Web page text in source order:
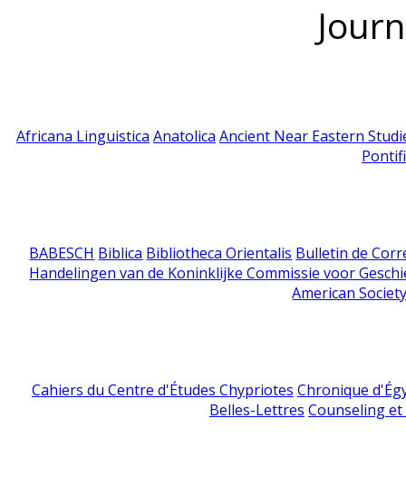
Africana Linguistica Anatolica Ancient Near Eastern
BABESCH Biblica Bibliotheca Orientalis Bulletin de
Handelingen van de Koninklijke Commissie voor
American
Cahiers du Centre d'Études Chypriotes Chronique
Belles-Lettres Counseling